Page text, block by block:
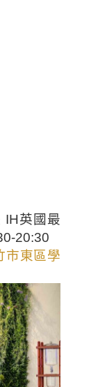
IH英國最
20:30
市東區學